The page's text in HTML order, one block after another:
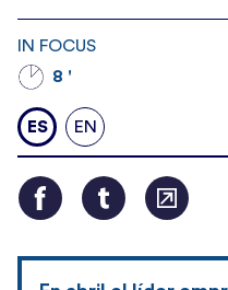
IN FOCUS
8 '
ES EN